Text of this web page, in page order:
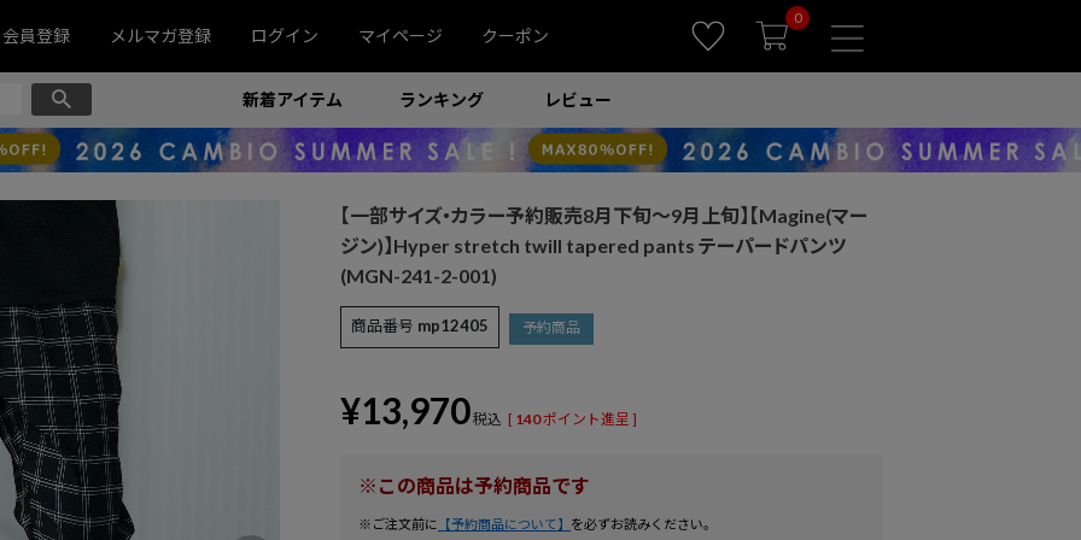
会員登録 メルマガ登録 ログイン マイページ クーポン
0
新着アイテム ランキング レビュー
【一部サイズ・カラー予約販売8月下旬～9月上旬】【Magine(マー
ジン)】Hyper stretch twill tapered pants テーパードパンツ
(MGN-241-2-001)
商品番号 mp12405 予約商品
¥13,970税込 [ 140ポイント進呈 ]
※この商品は予約商品です
※ご注文前に 【予約商品について】 を必ずお読みください。